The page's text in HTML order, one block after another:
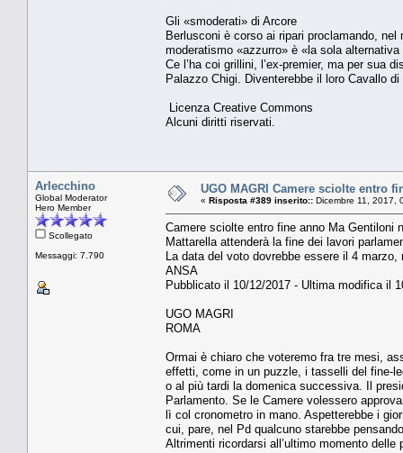
Gli «smoderati» di Arcore
Berlusconi è corso ai ripari proclamando,
moderatismo «azzurro» è «la sola
Ce l’ha coi grillini, l’ex-premier, ma per sua
Palazzo Chigi. Diventerebbe il loro Cavallo di
Licenza Creative Commons
Alcuni diritti riservati.
Arlecchino
Global Moderator
Hero Member
Scollegato
Messaggi: 7.790
UGO MAGRI Camere sciolte entro
« Risposta #389 inserito:: Dicembre 11, 2017,
Camere sciolte entro fine anno Ma Gentiloni
Mattarella attenderà la fine dei lavori
La data del voto dovrebbe essere il 4 marzo,
ANSA
Pubblicato il 10/12/2017 - Ultima modifica il
UGO MAGRI
ROMA
Ormai è chiaro che voteremo fra tre mesi,
effetti, come in un puzzle, i tasselli del fine-
o al più tardi la domenica successiva. Il
Parlamento. Se le Camere volessero
lì col cronometro in mano. Aspetterebbe i
cui, pare, nel Pd qualcuno starebbe
Altrimenti ricordarsi all’ultimo momento